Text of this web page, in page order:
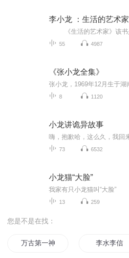
李小龙 ：生活的艺术家
55 4987
《张小龙全集》
8 1120
小龙讲诡异故事
73 6532
小龙猫“大脸”
我家有只小龙猫叫“大脸”
13 259
您是不是在找：
万古第一神李天命 李水李信